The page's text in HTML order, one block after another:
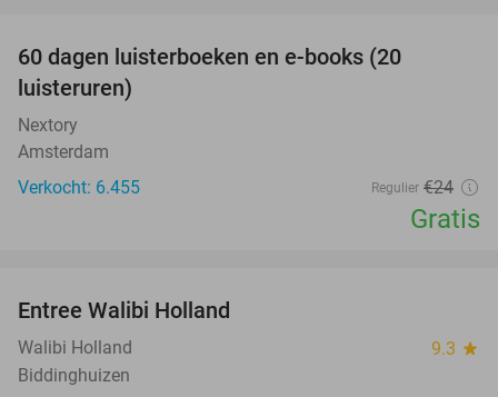
60 dagen luisterboeken en e-books (20
luisteruren)
Nextory
Amsterdam
Verkocht: 6.455
Regulier €24
Gratis
Entree Walibi Holland
Walibi Holland 9.3 star
Biddinghuizen